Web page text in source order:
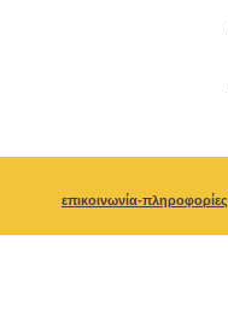
επικοινωνία-πληροφορίες